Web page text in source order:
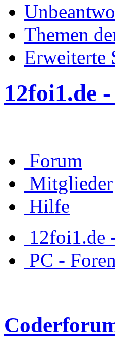
Themen
Erweiterte
12foi1.de
Forum
Mitglieder
Hilfe
12foi1.de
PC - Foren